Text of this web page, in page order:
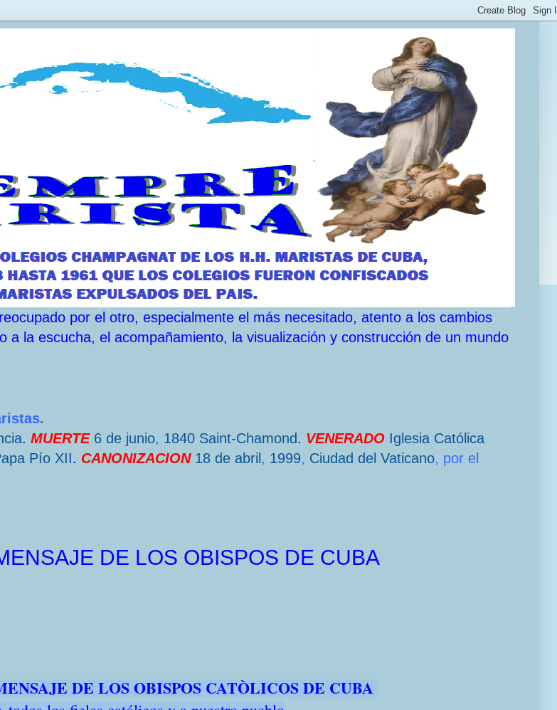
por el otro, especialmente el más necesitado, atento a los cambios
a la escucha, el acompañamiento, la visualización y construcción de un mundo
. MUERTE 6 de junio, 1840 Saint-Chamond. VENERADO Iglesia Católica
Pío XII. CANONIZACION 18 de abril , 1999, Ciudad del Vaticano, por el
DE LOS OBISPOS DE CUBA
DE LOS OBISPOS CATÒLICOS DE CUBA